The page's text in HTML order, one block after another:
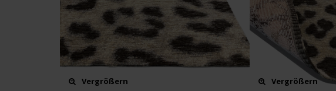
Vergrößern Vergrößern